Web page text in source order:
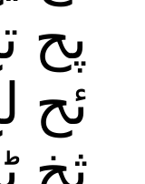
پح
ئح
ثخ